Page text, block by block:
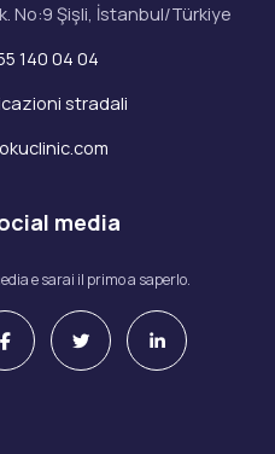
No:9 Şişli, İstanbul/Türkiye
140 04 04
stradali
media
e sarai il primo a saperlo.